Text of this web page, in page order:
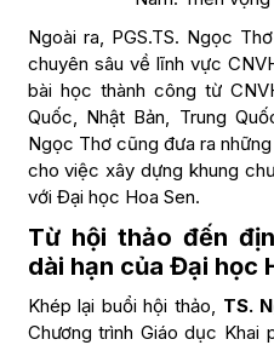
Ngoài ra, PGS.TS. Ngọc
chuyên sâu về lĩnh vực
bài học thành công từ
Quốc, Nhật Bản, Trung
Ngọc Thơ cũng đưa ra
cho việc xây dựng khung
với Đại học Hoa Sen.
Từ hội thảo đến
dài hạn của Đại học
Khép lại buổi hội thảo, TS.
Chương trình Giáo dục Khai